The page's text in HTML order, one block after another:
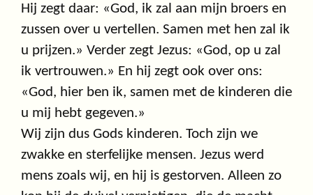
Hij zegt daar: «God, ik zal aan mijn broers en
zussen over u vertellen. Samen met hen zal ik
u prijzen.» Verder zegt Jezus: «God, op u zal
ik vertrouwen.» En hij zegt ook over ons:
«God, hier ben ik, samen met de kinderen die
u mij hebt gegeven.»
Wij zijn dus Gods kinderen. Toch zijn we
zwakke en sterfelijke mensen. Jezus werd
mens zoals wij, en hij is gestorven. Alleen zo